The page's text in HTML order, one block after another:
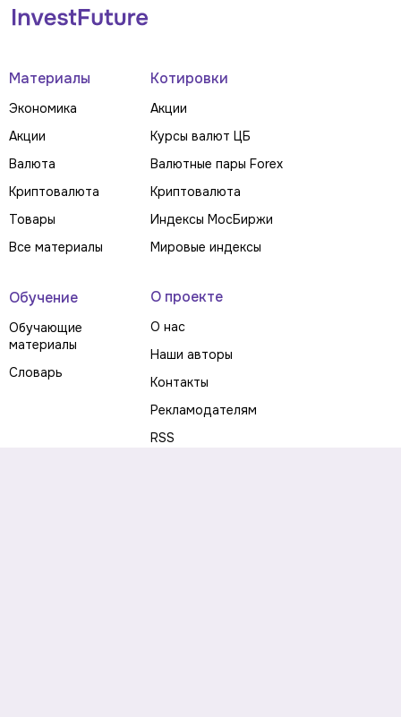
Материалы
Экономика
Акции
Валюта
Криптовалюта
Товары
Все материалы
Котировки
Акции
Курсы валют ЦБ
Валютные пары Forex
Криптовалюта
Индексы МосБиржи
Мировые индексы
Обучение
Обучающие
материалы
Словарь
О проекте
О нас
Наши авторы
Контакты
Рекламодателям
RSS